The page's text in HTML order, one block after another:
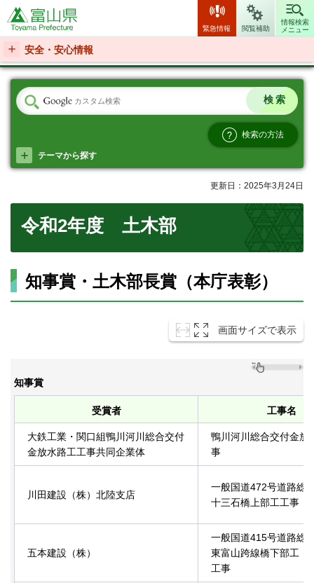
富山県
緊急情報 閲覧補助
情報検索
メニュー
安全・安心情報
検索の方法
テーマから探す
更新日：2025年3月24日
令和2年度 土木部
知事賞・土木部長賞（本庁表彰）
画面サイズで表示
知事賞
受賞者 工事名
大鉄工業・関口組鴨川河川総合交付
金放水路工工事共同企業体
鴨川河川総合交付金放
事
川田建設（株）北陸支店
一般国道472号道路総
十三石橋上部工工事
五本建設（株）
一般国道415号道路総
東富山跨線橋下部工（
工事